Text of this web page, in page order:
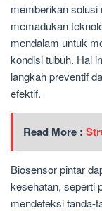
memberikan solusi
memadukan
mendalam untuk
kondisi tubuh. Hal
langkah preventif
efektif.
Read More :
Biosensor pintar
kesehatan, seperti
mendeteksi tanda-